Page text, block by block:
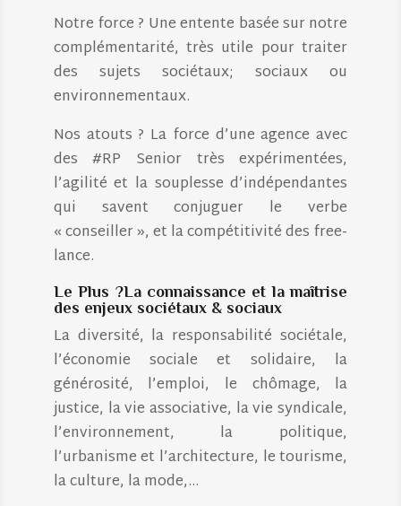
Notre force ? Une entente basée sur notre
complémentarité, très utile pour traiter
des sujets sociétaux; sociaux ou
environnementaux.
Nos atouts ? La force d’une agence avec
des #RP Senior très expérimentées,
l’agilité et la souplesse d’indépendantes
qui savent conjuguer le verbe
« conseiller », et la compétitivité des free-
lance.
Le Plus ?La connaissance et la maîtrise
des enjeux sociétaux & sociaux
La diversité, la responsabilité sociétale,
l’économie sociale et solidaire, la
générosité, l’emploi, le chômage, la
justice, la vie associative, la vie syndicale,
l’environnement, la politique,
l’urbanisme et l’architecture, le tourisme,
la culture, la mode,…